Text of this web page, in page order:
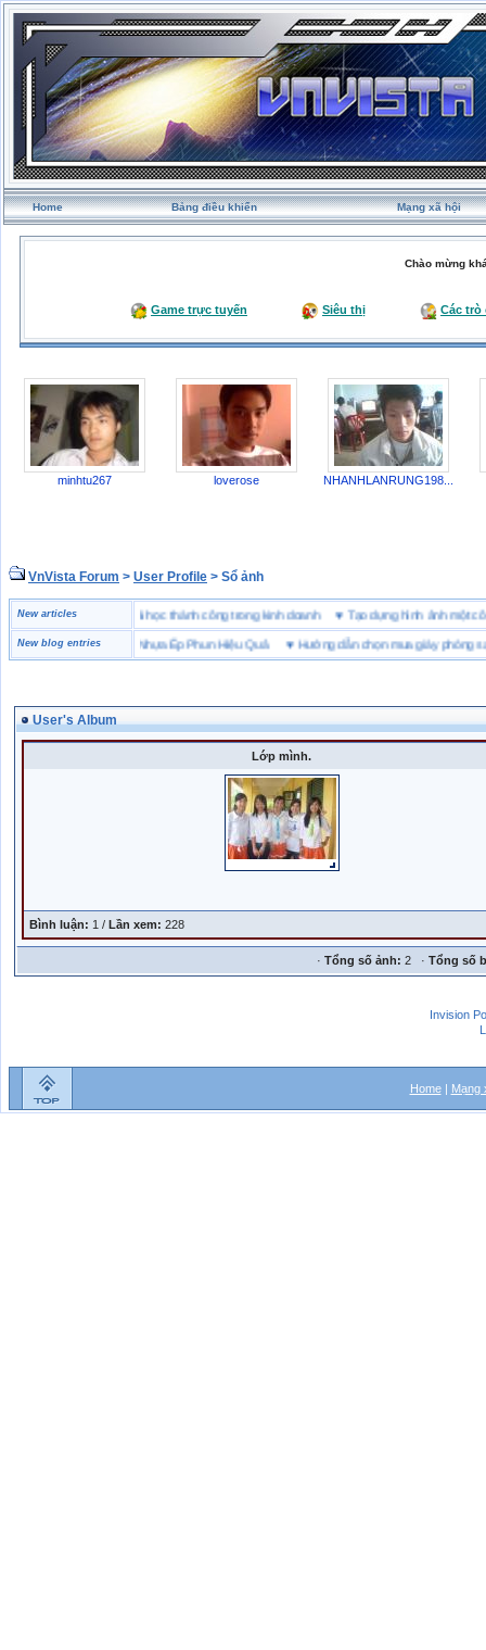
Home Bảng điều khiển Mạng xã hội
Chào mừng
Game trực tuyến Siêu thị Các trò
minhtu267 loverose NHANHLANRUNG198...
VnVista Forum > User Profile > Sổ ảnh
New articles
biệt” của Microsoft 4 bài học thành công trong kinh doanh♥Tạo dựng hình ảnh
New blog entries
Chọn Bột Màu Cho Nhựa Ép Phun Hiệu Quả♥ Hướng dẫn chọn mua giày phòng sạch
User's Album
Lớp mình.
Bình luận: 1 / Lần xem: 228
· Tổng số ảnh: 2 · Tổng số
Invision
Home| Mạng